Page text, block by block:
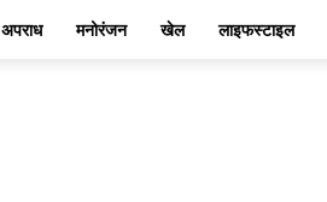
अपराध मनोरंजन खेल लाइफस्टाइल